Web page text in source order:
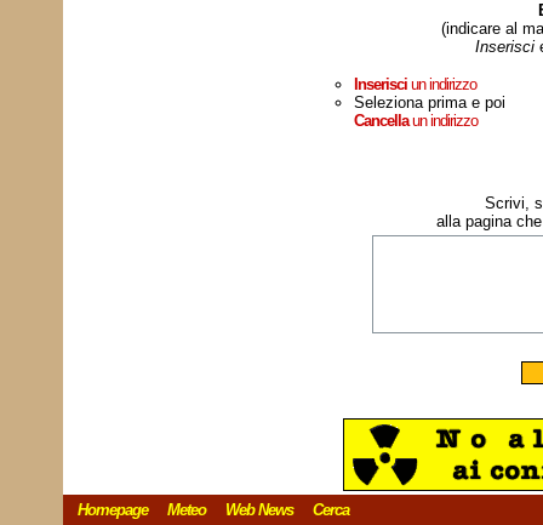
(indicare al
Inserisci
Inserisciun indirizzo
Seleziona prima e poi
Cancellaun indirizzo
Scrivi,
alla pagina
Homepage Meteo Web News Cerca